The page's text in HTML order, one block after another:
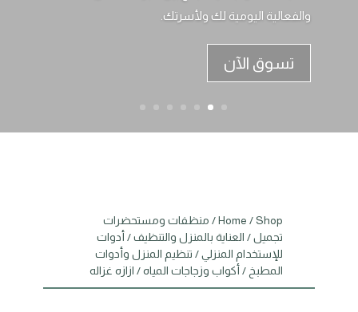
والفعالية اليومية لك ولأسرتك.
تسوق الآن
Home /Shop
/ منظفات ومستحضرات
تجميل/ العناية بالمنزل والتنظيف/ أدوات
للإستخدام المنزلي/ تنظيم المنزل وأدوات
المطبخ / أكواب وزجاجات المياه/ ازازه غزاله